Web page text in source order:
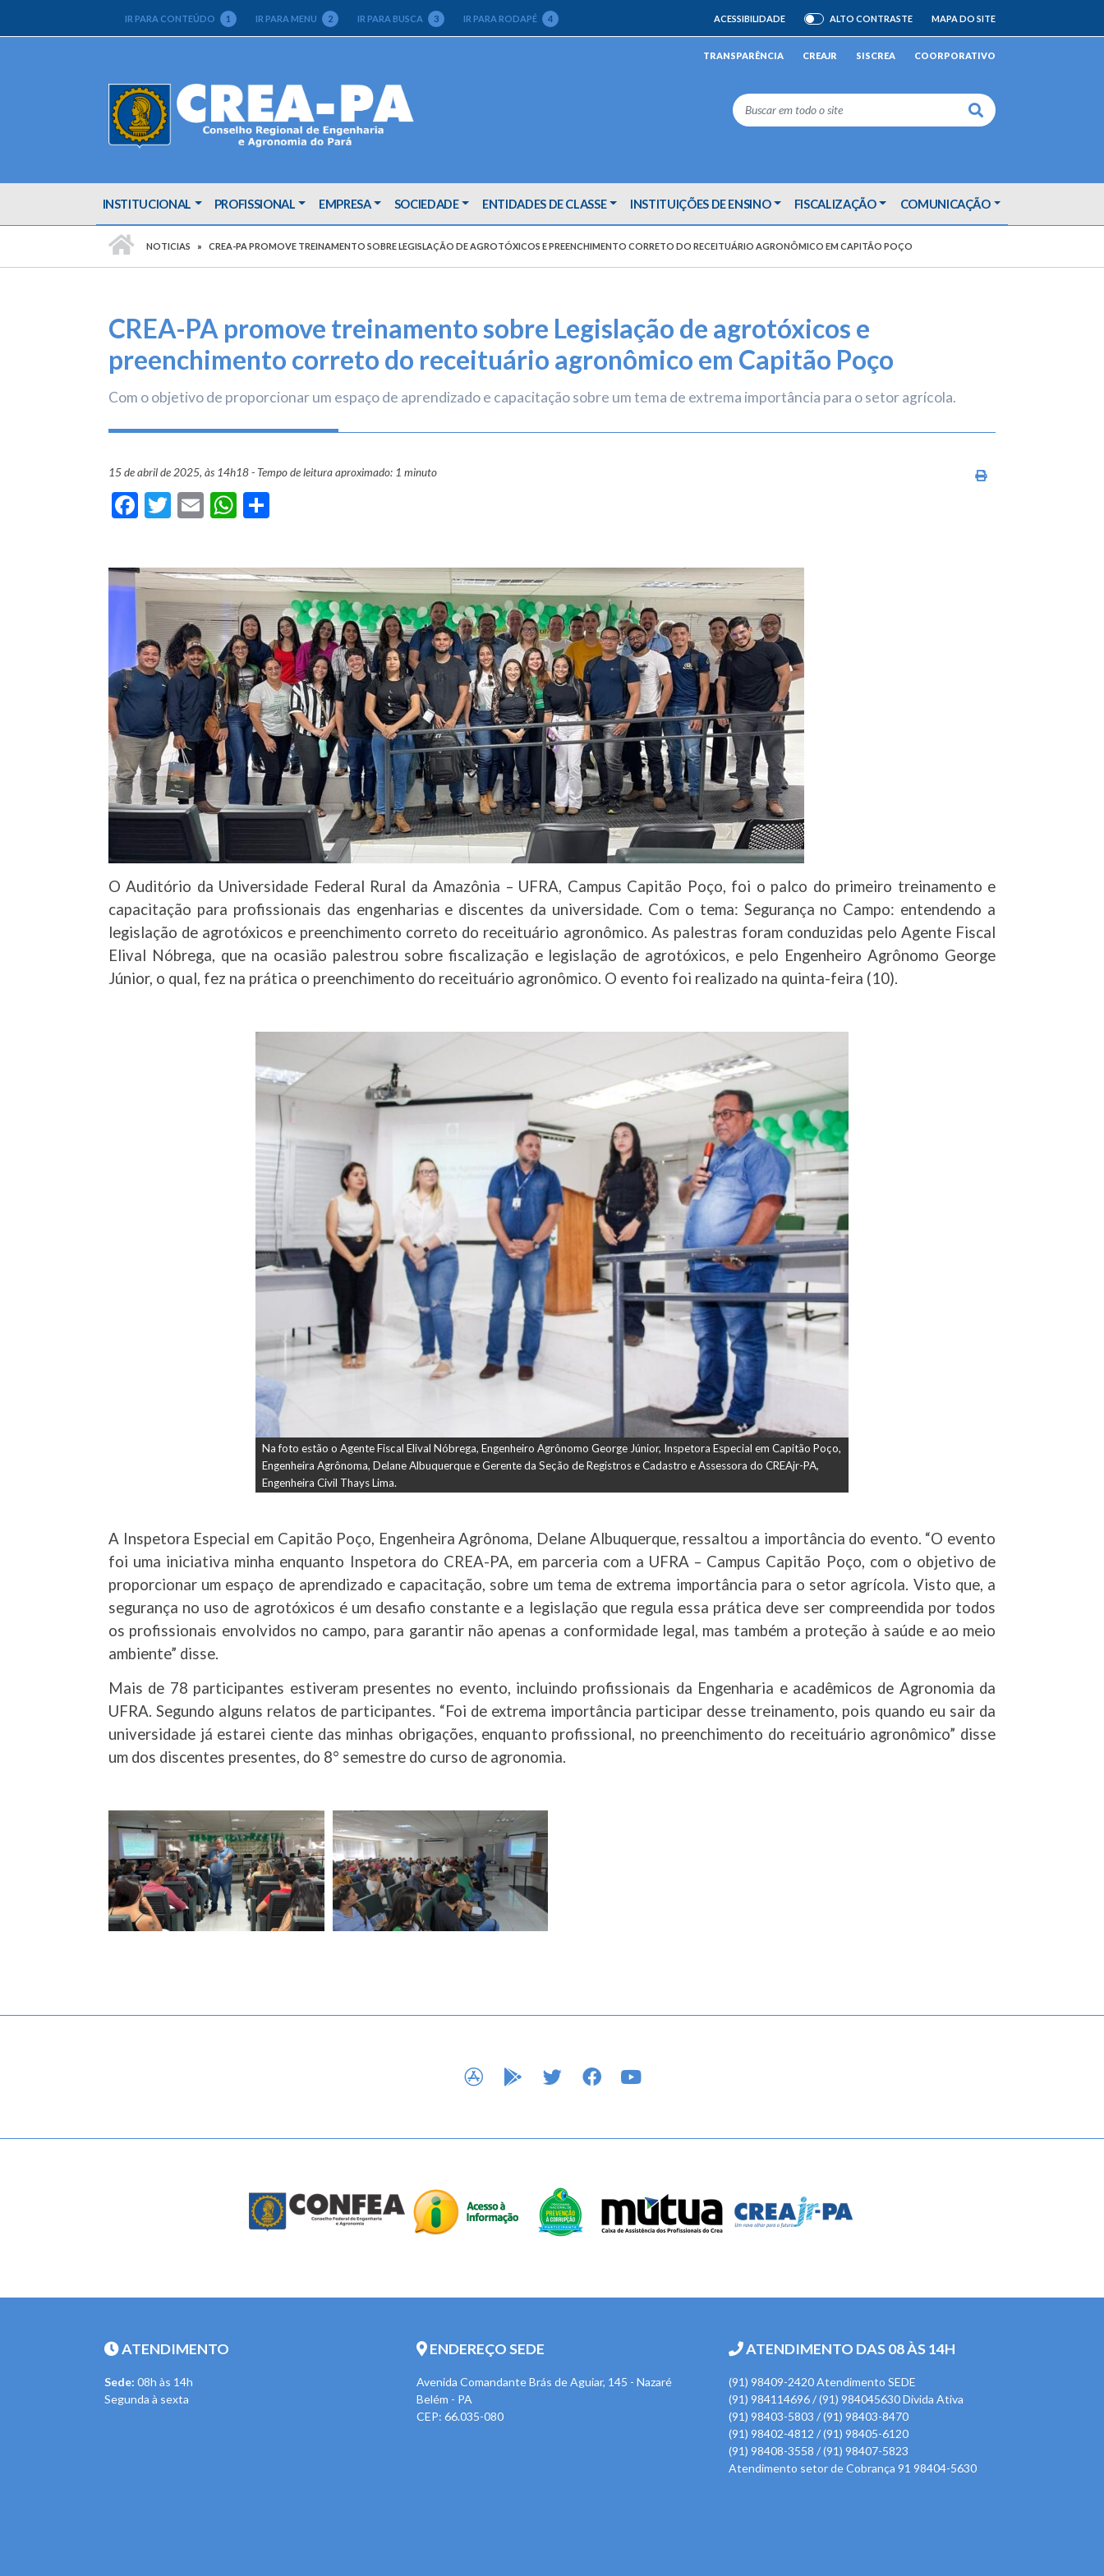
IR PARA CONTEÚDO 1 IR PARA MENU 2 IR PARA BUSCA 3 IR PARA RODAPÉ 4 ACESSIBILIDADE ATIVAR/DESATIVAR
ALTO CONTRASTE MAPA DO SITE
TRANSPARÊNCIA CREAJR SISCREA COORPORATIVO
Buscar
INSTITUCIONAL PROFISSIONAL EMPRESA SOCIEDADE ENTIDADES DE CLASSE INSTITUIÇÕES DE ENSINO FISCALIZAÇÃO COMUNICAÇÃO
NOTICIAS CREA-PA PROMOVE TREINAMENTO SOBRE LEGISLAÇÃO DE AGROTÓXICOS E PREENCHIMENTO CORRETO DO RECEITUÁRIO AGRONÔMICO EM CAPITÃO POÇO
CREA-PA promove treinamento sobre Legislação de agrotóxicos e
preenchimento correto do receituário agronômico em Capitão Poço
Com o objetivo de proporcionar um espaço de aprendizado e capacitação sobre um tema de extrema importância para o setor agrícola.
Imprimir conteúdo
15 de abril de 2025, às 14h18 - Tempo de leitura aproximado: 1 minuto
Facebook
Twitter
EmailWhatsApp
O Auditório da Universidade Federal Rural da Amazônia – UFRA, Campus Capitão Poço, foi o palco do primeiro treinamento e
capacitação para profissionais das engenharias e discentes da universidade. Com o tema: Segurança no Campo: entendendo a
legislação de agrotóxicos e preenchimento correto do receituário agronômico. As palestras foram conduzidas pelo Agente Fiscal
Elival Nóbrega, que na ocasião palestrou sobre fiscalização e legislação de agrotóxicos, e pelo Engenheiro Agrônomo George
Júnior, o qual, fez na prática o preenchimento do receituário agronômico. O evento foi realizado na quinta-feira (10).
Na foto estão o Agente Fiscal Elival Nóbrega, Engenheiro Agrônomo George Júnior, Inspetora Especial em Capitão Poço,
Engenheira Agrônoma, Delane Albuquerque e Gerente da Seção de Registros e Cadastro e Assessora do CREAjr-PA,
Engenheira Civil Thays Lima.
A Inspetora Especial em Capitão Poço, Engenheira Agrônoma, Delane Albuquerque, ressaltou a importância do evento. “O evento
foi uma iniciativa minha enquanto Inspetora do CREA-PA, em parceria com a UFRA – Campus Capitão Poço, com o objetivo de
proporcionar um espaço de aprendizado e capacitação, sobre um tema de extrema importância para o setor agrícola. Visto que, a
segurança no uso de agrotóxicos é um desafio constante e a legislação que regula essa prática deve ser compreendida por todos
os profissionais envolvidos no campo, para garantir não apenas a conformidade legal, mas também a proteção à saúde e ao meio
ambiente” disse.
Mais de 78 participantes estiveram presentes no evento, incluindo profissionais da Engenharia e acadêmicos de Agronomia da
UFRA. Segundo alguns relatos de participantes. “Foi de extrema importância participar desse treinamento, pois quando eu sair da
universidade já estarei ciente das minhas obrigações, enquanto profissional, no preenchimento do receituário agronômico” disse
um dos discentes presentes, do 8° semestre do curso de agronomia.
APP STOREGOOGLE PLAY
TWITTERFACEBOOK
ATENDIMENTO
Sede: 08h às 14h
Segunda à sexta
ENDEREÇO SEDE
Avenida Comandante Brás de Aguiar, 145 - Nazaré
Belém - PA
CEP: 66.035-080
ATENDIMENTO DAS 08 ÀS 14H
(91) 98409-2420 Atendimento SEDE
(91) 984114696 / (91) 984045630 Divida Ativa
(91) 98403-5803 / (91) 98403-8470
(91) 98402-4812 / (91) 98405-6120
(91) 98408-3558 / (91) 98407-5823
Atendimento setor de Cobrança 91 98404-5630